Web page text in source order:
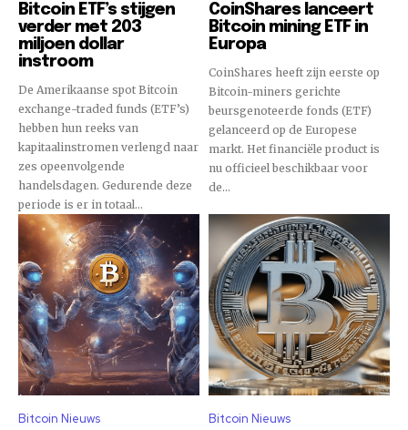
Bitcoin ETF’s stijgen
verder met 203
miljoen dollar
instroom
De Amerikaanse spot Bitcoin
exchange-traded funds (ETF’s)
hebben hun reeks van
kapitaalinstromen verlengd naar
zes opeenvolgende
handelsdagen. Gedurende deze
periode is er in totaal...
CoinShares lanceert
Bitcoin mining ETF in
Europa
CoinShares heeft zijn eerste op
Bitcoin-miners gerichte
beursgenoteerde fonds (ETF)
gelanceerd op de Europese
markt. Het financiële product is
nu officieel beschikbaar voor
de...
Bitcoin Nieuws Bitcoin Nieuws